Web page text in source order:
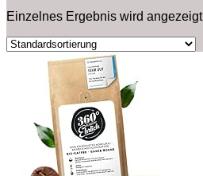
Einzelnes Ergebnis wird angezeigt